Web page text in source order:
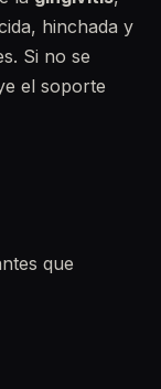
hinchada y
Si no se
el soporte
que